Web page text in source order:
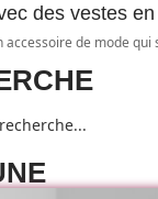
des vestes
accessoire de mode qui